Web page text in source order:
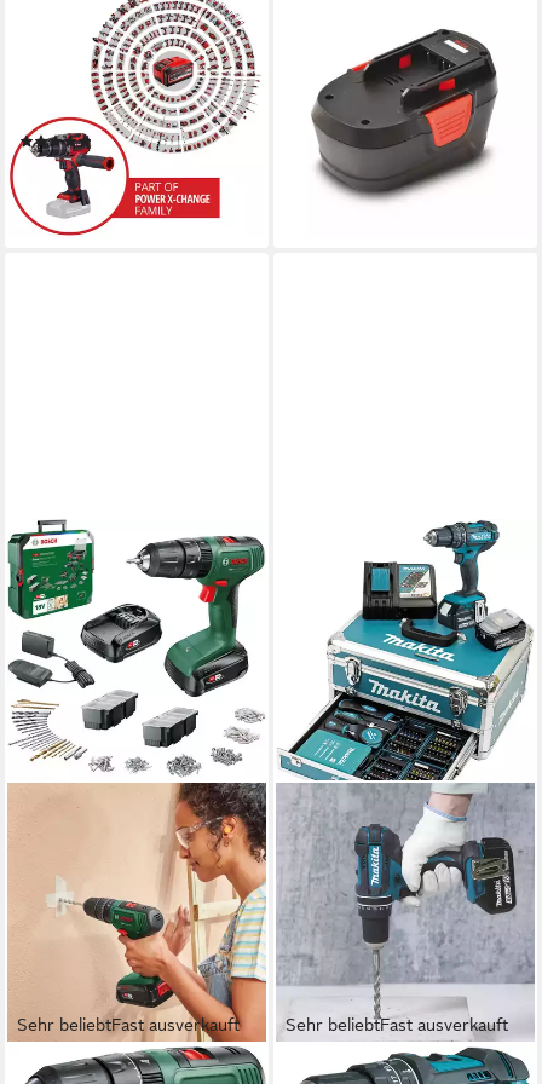
Akku-Schlagbohrschrauber
PROFESSIONAL TP-CD
18/70 BL (1x4,0 Ah PLUS),
Inkl. Akku, Ladegerät und
Koffer
(24)
119,00 € UVP229,95 €
-48%
lieferbar - in 1-2 Werktagen bei dir
Akku-Bohrschrauber mit 2x
40V/2Ah Akku
Schnellladegerät, 110-240 V,
Magnetisch, Transportkoffer
119,99 €
lieferbar - in 3-4 Werktagen bei dir
Sehr beliebtFast ausverkauft
BOSCH HOME & GARDEN
Sehr beliebtFast ausverkauft
MAKITA